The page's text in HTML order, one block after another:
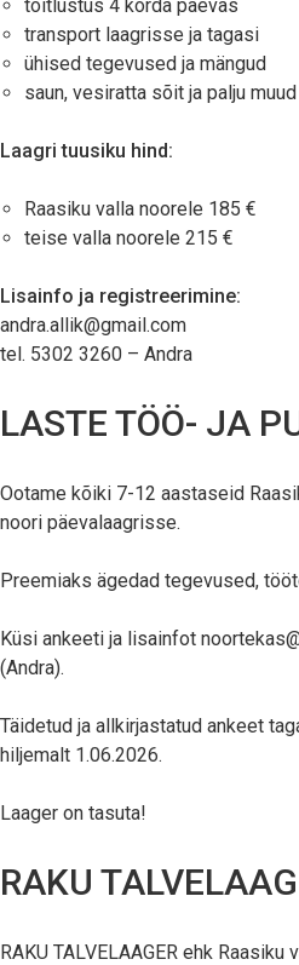
toitlustus 4 korda päevas
transport laagrisse ja tagasi
ühised tegevused ja mängud
saun, vesiratta sõit ja palju muud
Laagri tuusiku hind:
Raasiku valla noorele 185 €
teise valla noorele 215 €
Lisainfo ja registreerimine:
andra.allik@gmail.com
tel. 5302 3260 – Andra
LASTE TÖÖ- JA
Ootame kõiki 7-12 aastaseid
noori päevalaagrisse.
Preemiaks ägedad tegevused,
Küsi ankeeti ja lisainfot
(Andra).
Täidetud ja allkirjastatud ankeet
hiljemalt 1.06.2026.
Laager on tasuta!
RAKU
RAKU TALVELAAGER ehk